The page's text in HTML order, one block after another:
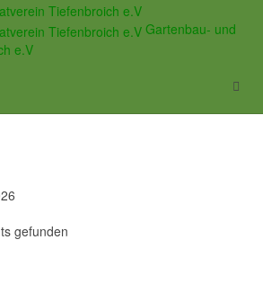
Gartenbau- und
e.V
gefunden